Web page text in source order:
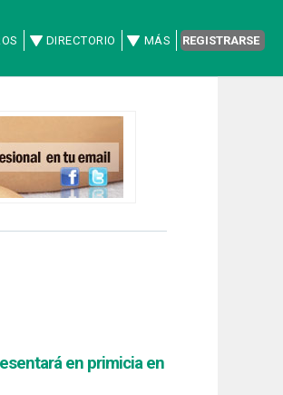
DIRECTORIO MÁS REGISTRARSE
en primicia en